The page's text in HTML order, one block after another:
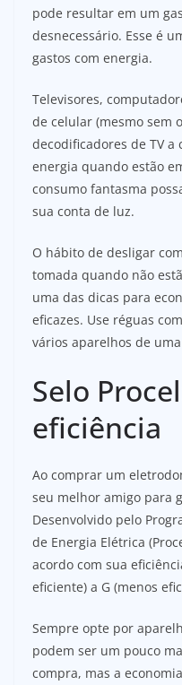
pode resultar em um
desnecessário. Esse é
gastos com energia.
Televisores,
de celular (mesmo sem
decodificadores de TV
energia quando estão
consumo fantasma
sua conta de luz.
O hábito de desligar
tomada quando não
uma das dicas para
eficazes. Use réguas
vários aparelhos de
Selo
eficiência
Ao comprar um
seu melhor amigo para
Desenvolvido pelo
de Energia Elétrica
acordo com sua
eficiente) a G (menos
Sempre opte por
podem ser um pouco
compra, mas a